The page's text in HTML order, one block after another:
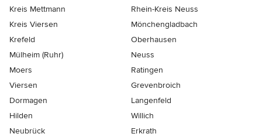
Kreis Mettmann
Rhein-Kreis Neuss
Kreis Viersen
Mönchengladbach
Krefeld
Oberhausen
Mülheim (Ruhr)
Neuss
Moers
Ratingen
Viersen
Grevenbroich
Dormagen
Langenfeld
Hilden
Willich
Neubrück
Erkrath